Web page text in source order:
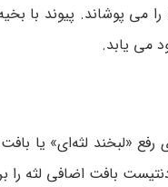
می پوشاند. پیوند با
می یابد.
«لبخند لثه‌ای» یا
بافت اضافی لثه را